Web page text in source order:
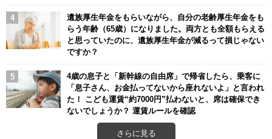
遺族厚生年金をもらいながら、自分の老齢厚生年金をも
らう年齢（65歳）になりました。両方とも全額もらえる
と思っていたのに、遺族厚生年金が減るって損じゃない
ですか？
4歳の息子と「新幹線の自由席」で帰省したら、乗客に
「息子さん、お金払ってないから座れないよ」と言われ
た！ こども運賃“約7000円”払わないと、席は確保でき
ないでしょうか？ 運賃ルールを確認
さらに見る